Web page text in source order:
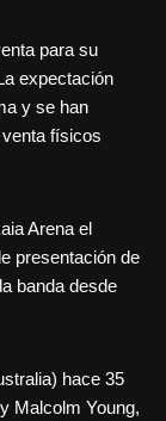
para su
expectación
y se han
físicos
Arena el
presentación de
banda desde
hace 35
Malcolm Young,